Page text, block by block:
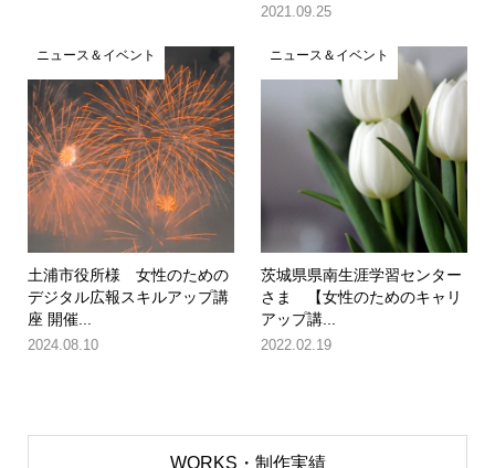
2021.09.25
ニュース＆イベント
土浦市役所様 女性のための
デジタル広報スキルアップ講
座 開催...
2024.08.10
ニュース＆イベント
茨城県県南生涯学習センター
さま 【女性のためのキャリ
アップ講...
2022.02.19
WORKS・制作実績